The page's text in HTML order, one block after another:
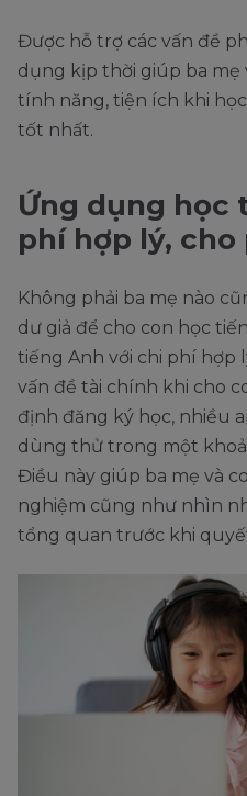
Được hỗ trợ các vấn đề
dụng kịp thời giúp ba mẹ
tính năng, tiện ích khi
tốt nhất.
Ứng dụng học
phí hợp lý,
Không phải ba mẹ nào
dư giả để cho con học
tiếng Anh với chi phí hợp
vấn đề tài chính khi cho
định đăng ký học, nhiều
dùng thử trong một
Điều này giúp ba mẹ và
nghiệm cũng như nhìn
tổng quan trước khi